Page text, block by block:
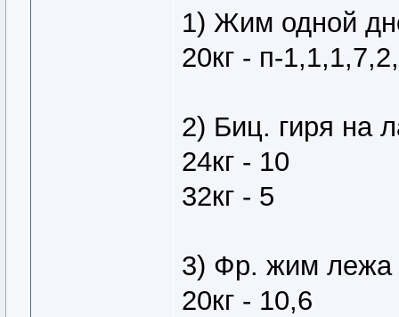
1) Жим одной
20кг - п-
2) Биц. гиря на
24кг - 10
32кг - 5
3) Фр. жим лежа
20кг - 10,6